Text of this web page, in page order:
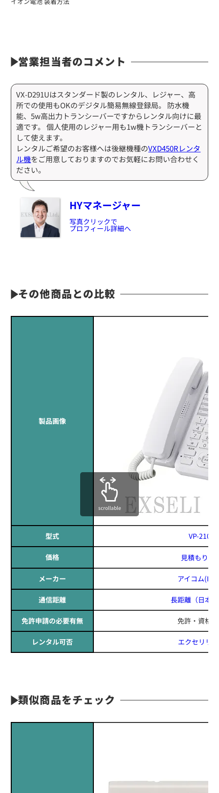
定価:生産終了 ...続きを読む
※イヤホンプラグサイズ2.5φ
※イヤホン付属
EK-367
防水マイクロフォンタイピンマイク(ノーマルタイプ)
※EK-367-510
定価:オープン価格
※EK-367F-510
EK-505N
ノイズキャンセル型タイピンマイク(イヤホン付)
※イヤホンプラグサイズ2.5φ
※マイク部分は防沫仕様
営業担当者のコメント
HYマネージャー
写真クリックで
プロフィール詳細へ
VX-D291Uはスタンダード製のレンタル、レジャー、高
所での使用もOKのデジタル簡易無線登録局。 防水機
能、5w高出力トランシーバーですからレンタル向けに最
適です。 個人使用のレジャー用も1w機トランシーバーと
して使えます。
レンタルご希望のお客様へは後継機種のVXD450Rレンタ
ル機をご用意しておりますのでお気軽にお問い合わせく
ださい。
その他商品との比較
製品画像
型式 VP-2100
価格 見積もりす
メーカー アイコム
通信距離 長距離 （日本
免許申請の必要有無 免許・資格
レンタル可否 エクセリリ
scrollable
類似商品をチェック